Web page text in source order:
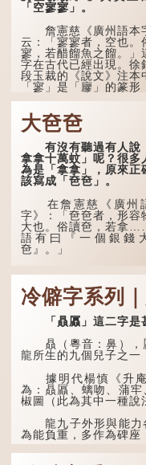
未能考取功名，仍然貧
感到十分落泊。於是，
拿出一個青瓷枕頭，讓
「空寥寥」。
詹憲慈《廣州語本
云：「寥寥者，空也。
寥，若醋餾魚之餾。」
字在古代已經出現。徐
段玉裁的《說文》注本
「寥」是「廫」的篆形
事，以「寥寥安期，虛
清」形容空虛無所事事。
大夿夿
有沒有聽過有人說
拿拿十萬蚊」呢？很多
為是「拿拿」，原來正
該寫成「夿夿」。
在詹憲慈《廣州
字》：「夿夿者，形容
大也。俗讀夿，若拿
語有曰『一個銀錢
夿』。」
「夿」形容大，「
銀錢大夿夿」，就形容
數量之大了。「大夿夿
蚊」，就是說十萬元是
大數目了。
不過，「夿」字本
作「巴（bā）」，
「大夿夿」理應讀成「
巴」。問題是，若依
音，...
冷僻字系列
「贔屭」這二字是
贔（粵音：鼻），
龍所生的九個兒子之
據明代楊慎《升庵
為：贔屭、螭吻、蒲牢
椒圖（此為其中一種說
龍九子外形與能力
為能負重，多作為碑座